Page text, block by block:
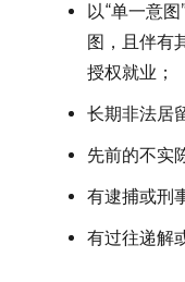
以“单一意
图，且伴有
授权就业；
长期非法居
先前的不实
有逮捕或刑
有过往递解